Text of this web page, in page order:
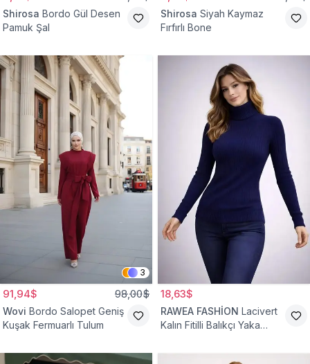
Shirosa Bordo Gül Desen
Pamuk Şal
Shirosa Siyah Kaymaz
Fırfırlı Bone
3
91,94$ 98,00$
Wovi Bordo Salopet Geniş
Kuşak Fermuarlı Tulum
18,63$
RAWEA FASHİON Lacivert
Kalın Fitilli Balıkçı Yaka